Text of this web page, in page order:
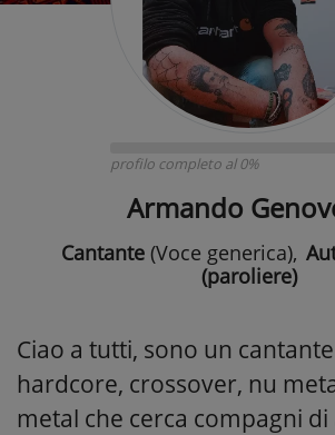
profilo completo al 0%
Armando
Cantante (Voce generica),
(paroliere)
Ciao a tutti, sono un
hardcore, crossover, nu
metal che cerca compagni